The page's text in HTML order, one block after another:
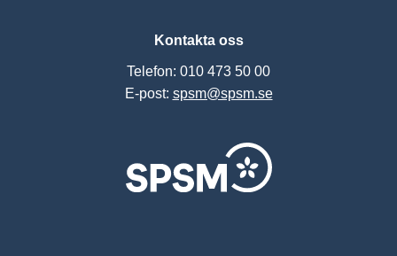
Kontakta oss
Telefon: 010 473 50 00
E-post: spsm@spsm.se